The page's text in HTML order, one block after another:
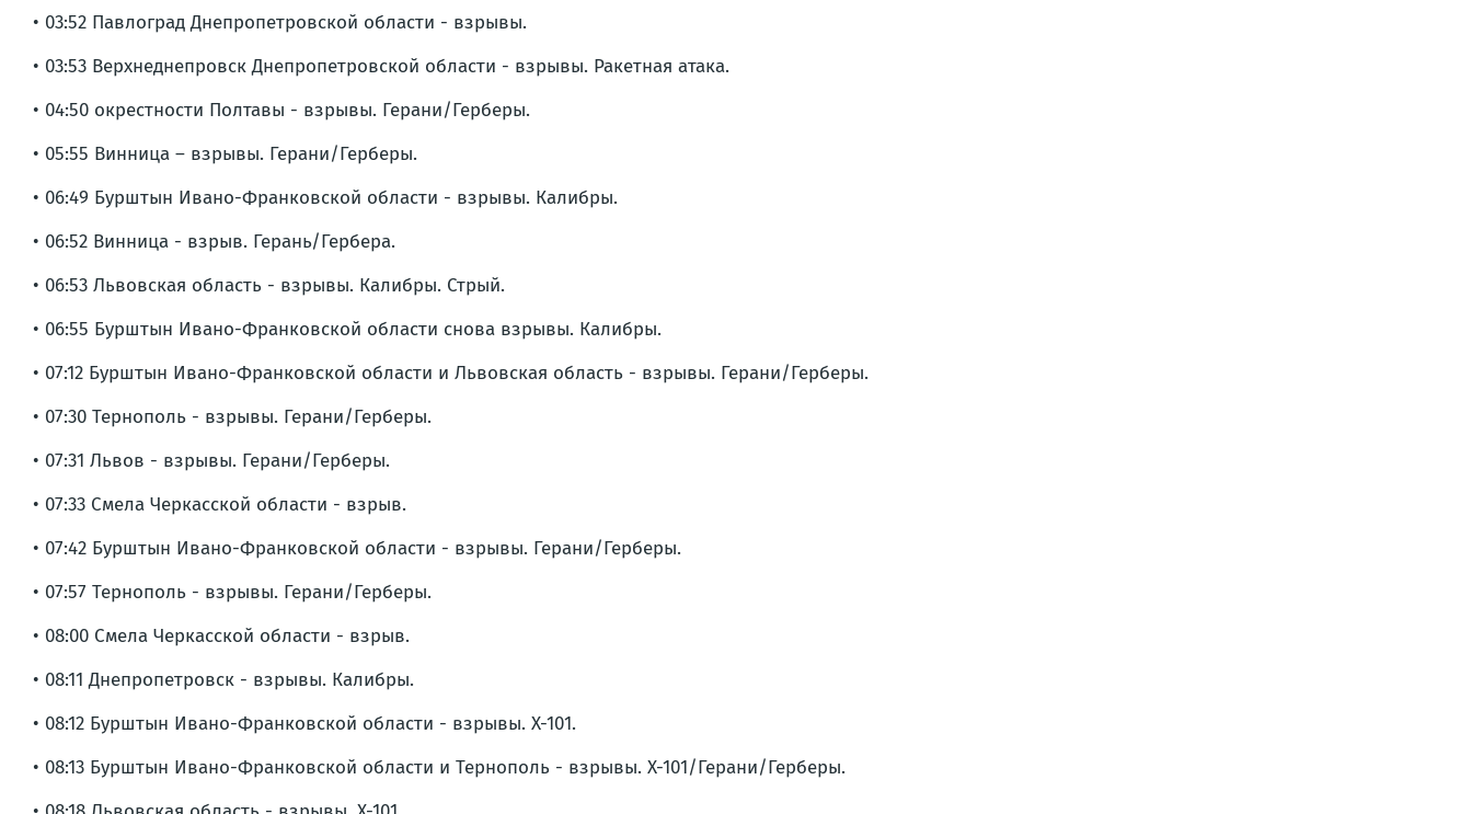
• 03:52 Павлоград Днепропетровской области - взрывы.
• 03:53 Верхнеднепровск Днепропетровской области - взрывы. Ракетная атака.
• 04:50 окрестности Полтавы - взрывы. Герани/Герберы.
• 05:55 Винница – взрывы. Герани/Герберы.
• 06:49 Бурштын Ивано-Франковской области - взрывы. Калибры.
• 06:52 Винница - взрыв. Герань/Гербера.
• 06:53 Львовская область - взрывы. Калибры. Стрый.
• 06:55 Бурштын Ивано-Франковской области снова взрывы. Калибры.
• 07:12 Бурштын Ивано-Франковской области и Львовская область - взрывы. Герани/Герберы.
• 07:30 Тернополь - взрывы. Герани/Герберы.
• 07:31 Львов - взрывы. Герани/Герберы.
• 07:33 Смела Черкасской области - взрыв.
• 07:42 Бурштын Ивано-Франковской области - взрывы. Герани/Герберы.
• 07:57 Тернополь - взрывы. Герани/Герберы.
• 08:00 Смела Черкасской области - взрыв.
• 08:11 Днепропетровск - взрывы. Калибры.
• 08:12 Бурштын Ивано-Франковской области - взрывы. Х-101.
• 08:13 Бурштын Ивано-Франковской области и Тернополь - взрывы. Х-101/Герани/Герберы.